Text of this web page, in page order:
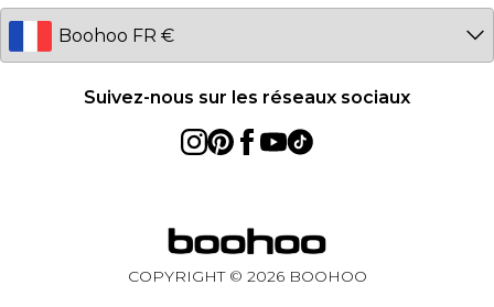
Germany
Suivez-nous sur les réseaux sociaux
COPYRIGHT © 2026BOOHOO